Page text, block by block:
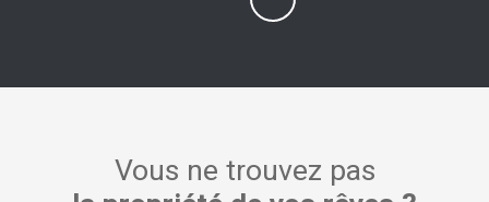
Vous ne trouvez pas